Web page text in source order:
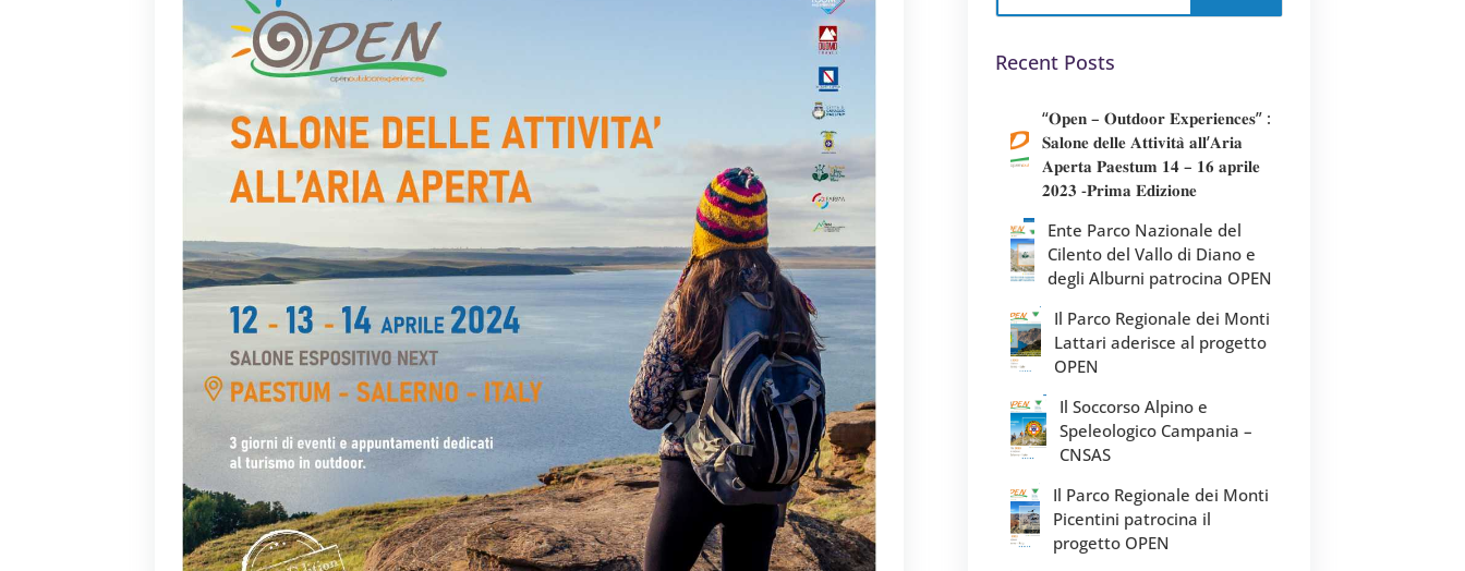
Recent Posts
“𝐎𝐩𝐞𝐧 – 𝐎𝐮𝐭𝐝𝐨𝐨𝐫 𝐄𝐱𝐩𝐞𝐫𝐢𝐞𝐧𝐜𝐞𝐬” :
𝐒𝐚𝐥𝐨𝐧𝐞 𝐝𝐞𝐥𝐥𝐞 𝐀𝐭𝐭𝐢𝐯𝐢𝐭𝐚̀ 𝐚𝐥𝐥’𝐀𝐫𝐢𝐚
𝐀𝐩𝐞𝐫𝐭𝐚 𝐏𝐚𝐞𝐬𝐭𝐮𝐦 𝟏𝟒 – 𝟏𝟔 𝐚𝐩𝐫𝐢𝐥𝐞
𝟐𝟎𝟐𝟑 -𝐏𝐫𝐢𝐦𝐚 𝐄𝐝𝐢𝐳𝐢𝐨𝐧𝐞
Ente Parco Nazionale del
Cilento del Vallo di Diano e
degli Alburni patrocina OPEN
Il Parco Regionale dei Monti
Lattari aderisce al progetto
OPEN
Il Soccorso Alpino e
Speleologico Campania –
CNSAS
Il Parco Regionale dei Monti
Picentini patrocina il
progetto OPEN